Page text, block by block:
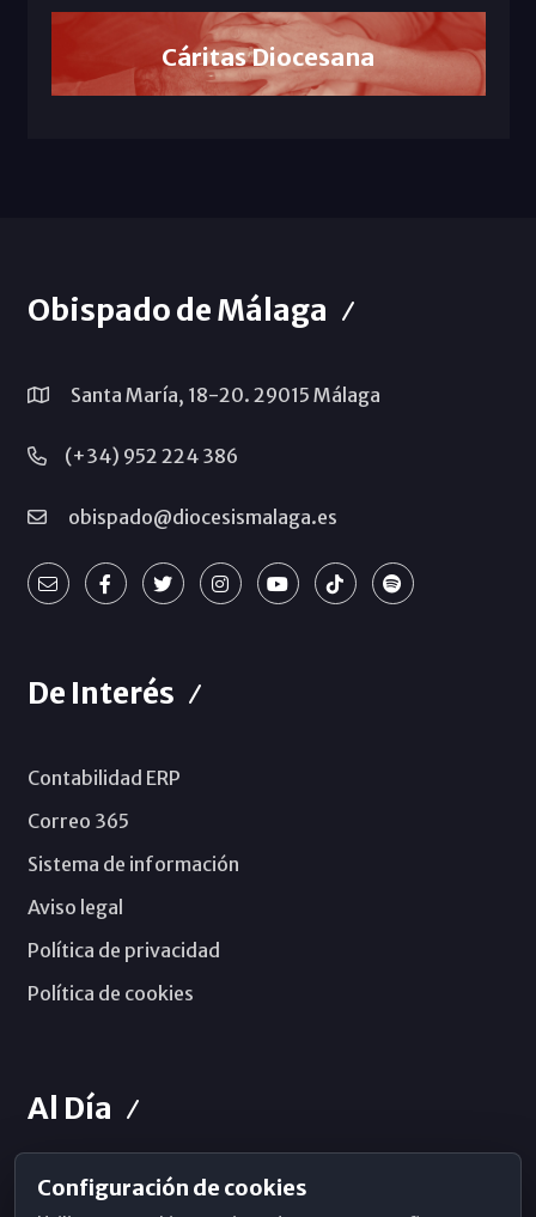
Cáritas Diocesana
Obispado de Málaga
Santa María, 18-20. 29015 Málaga
(+34) 952 224 386
obispado@diocesismalaga.es
De Interés
Contabilidad ERP
Correo 365
Sistema de información
Aviso legal
Política de privacidad
Política de cookies
Al Día
Horarios de Misa
Configuración de cookies